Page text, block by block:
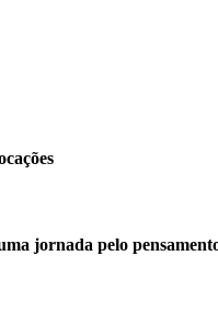
jornada pelo